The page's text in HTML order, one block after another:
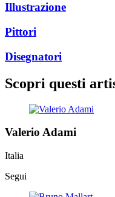
Illustrazione
Pittori
Disegnatori
Scopri questi
Valerio Adami
Italia
Segui